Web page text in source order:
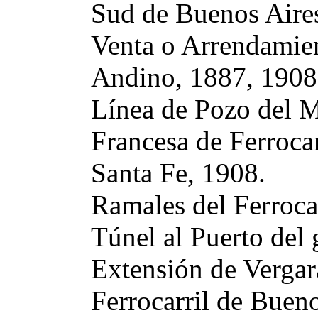
Sud de Buenos
Venta o
Andino, 1887,
Línea de Pozo del
Francesa de
Santa Fe, 1908.
Ramales del
Túnel al Puerto del
Extensión de
Ferrocarril de